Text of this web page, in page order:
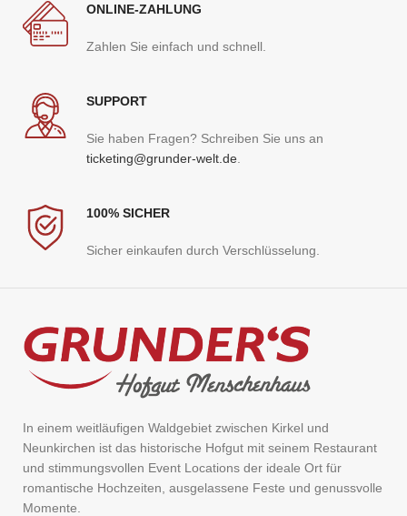
ONLINE-ZAHLUNG
Zahlen Sie einfach und schnell.
SUPPORT
Sie haben Fragen? Schreiben Sie uns an
ticketing@grunder-welt.de
100% SICHER
Sicher einkaufen durch Verschlüsselung.
In einem weitläufigen Waldgebiet zwischen Kirkel und
Neunkirchen ist das historische Hofgut mit seinem Restaurant
und stimmungsvollen Event Locations der ideale Ort für
romantische Hochzeiten, ausgelassene Feste und genussvolle
Momente.